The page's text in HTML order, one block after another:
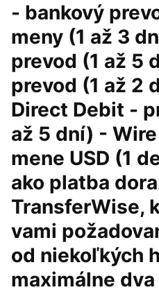
- bankový
meny (1 až 3
prevod (1 až 5
prevod (1 až 2
Direct Debit -
až 5 dní) -
mene USD (1
ako platba
TransferWise,
vami
od niekoľkých
maximálne